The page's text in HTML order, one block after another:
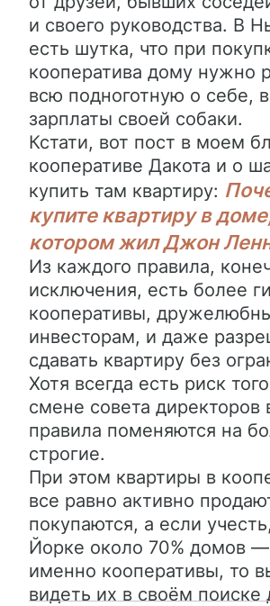
и своего руководства. В
есть шутка, что при
кооператива дому нужно
всю подноготную о себе,
зарплаты своей собаки.
Кстати, вот пост в моем
кооперативе Дакота и о
купить там квартиру:
купите квартиру в
котором жил Джон
Из каждого правила,
исключения, есть более
кооперативы,
инвесторам, и даже
сдавать квартиру без
Хотя всегда есть риск
смене совета директоров
правила поменяются на
строгие.
При этом квартиры в
все равно активно
покупаются, а если
Йорке около 70% домов —
именно кооперативы, то
видеть их в своём поиске